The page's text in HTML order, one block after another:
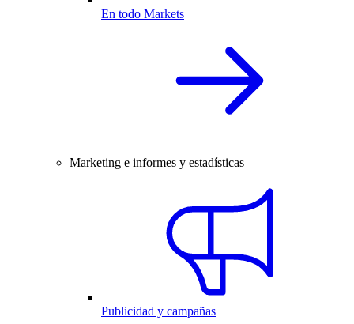
En todo Markets
Marketing e informes y estadísticas
Publicidad y campañas